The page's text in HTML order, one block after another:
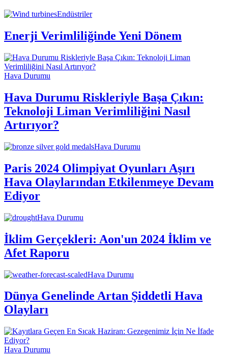
Endüstriler
Enerji Verimliliğinde Yeni Dönem
Hava Durumu
Hava Durumu Riskleriyle Başa Çıkın:
Teknoloji Liman Verimliliğini Nasıl
Artırıyor?
Hava Durumu
Paris 2024 Olimpiyat Oyunları Aşırı
Hava Olaylarından Etkilenmeye Devam
Ediyor
Hava Durumu
İklim Gerçekleri: Aon'un 2024 İklim ve
Afet Raporu
Hava Durumu
Dünya Genelinde Artan Şiddetli Hava
Olayları
Hava Durumu